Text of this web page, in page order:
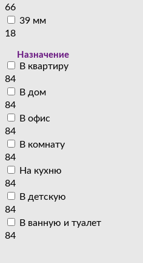
66
39 мм
18
Назначение
В квартиру
84
В дом
84
В офис
84
В комнату
84
На кухню
84
В детскую
84
В ванную и туалет
84